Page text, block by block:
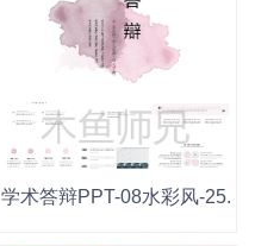
学术答辩PPT-08水彩风-